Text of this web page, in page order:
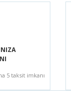
5 taksit imkanı